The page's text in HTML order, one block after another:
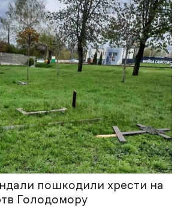
пошкодили хрести на
Голодомору